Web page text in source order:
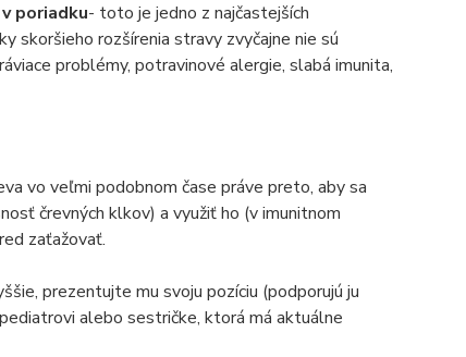
poriadku- toto je jedno z najčastejších
skoršieho rozšírenia stravy zvyčajne nie sú
problémy, potravinové alergie, slabá imunita,
vo veľmi podobnom čase práve preto, aby sa
črevných klkov) a využiť ho (v imunitnom
zaťažovať.
prezentujte mu svoju pozíciu (podporujú ju
alebo sestričke, ktorá má aktuálne